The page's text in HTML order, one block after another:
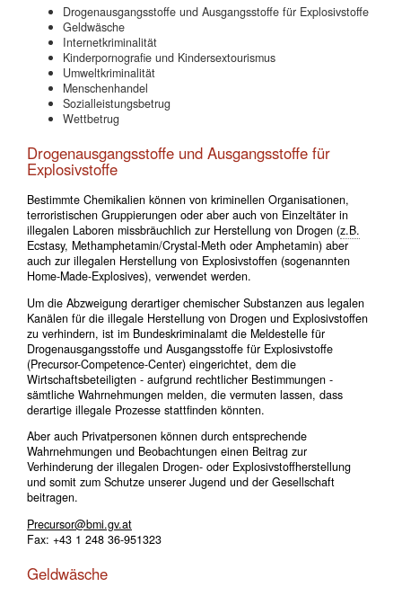
Drogenausgangsstoffe und Ausgangsstoffe für Explosivstoffe
Geldwäsche
Internetkriminalität
Kinderpornografie und Kindersextourismus
Umweltkriminalität
Menschenhandel
Sozialleistungsbetrug
Wettbetrug
Drogenausgangsstoffe und Ausgangsstoffe für
Explosivstoffe
Bestimmte Chemikalien können von kriminellen Organisationen,
terroristischen Gruppierungen oder aber auch von Einzeltäter in
illegalen Laboren missbräuchlich zur Herstellung von Drogen (z.B.
Ecstasy, Methamphetamin/Crystal-Meth oder Amphetamin) aber
auch zur illegalen Herstellung von Explosivstoffen (sogenannten
Home-Made-Explosives), verwendet werden.
Um die Abzweigung derartiger chemischer Substanzen aus legalen
Kanälen für die illegale Herstellung von Drogen und Explosivstoffen
zu verhindern, ist im Bundeskriminalamt die Meldestelle für
Drogenausgangsstoffe und Ausgangsstoffe für Explosivstoffe
(Precursor-Competence-Center) eingerichtet, dem die
Wirtschaftsbeteiligten - aufgrund rechtlicher Bestimmungen -
sämtliche Wahrnehmungen melden, die vermuten lassen, dass
derartige illegale Prozesse stattfinden könnten.
Aber auch Privatpersonen können durch entsprechende
Wahrnehmungen und Beobachtungen einen Beitrag zur
Verhinderung der illegalen Drogen- oder Explosivstoffherstellung
und somit zum Schutze unserer Jugend und der Gesellschaft
beitragen.
Precursor@bmi.gv.at
Fax: +43 1 248 36-951323
Geldwäsche